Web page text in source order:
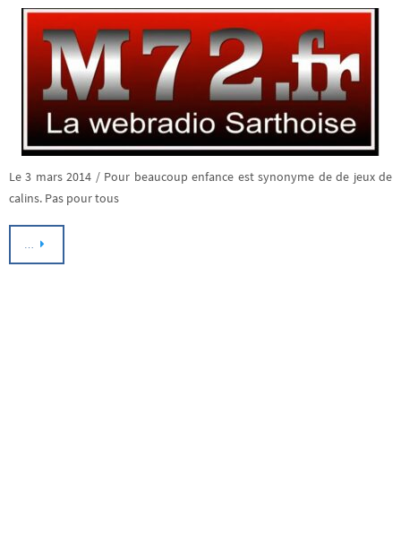
Le 3 mars 2014 / Pour beaucoup enfance est synonyme de de jeux de
calins. Pas pour tous
…